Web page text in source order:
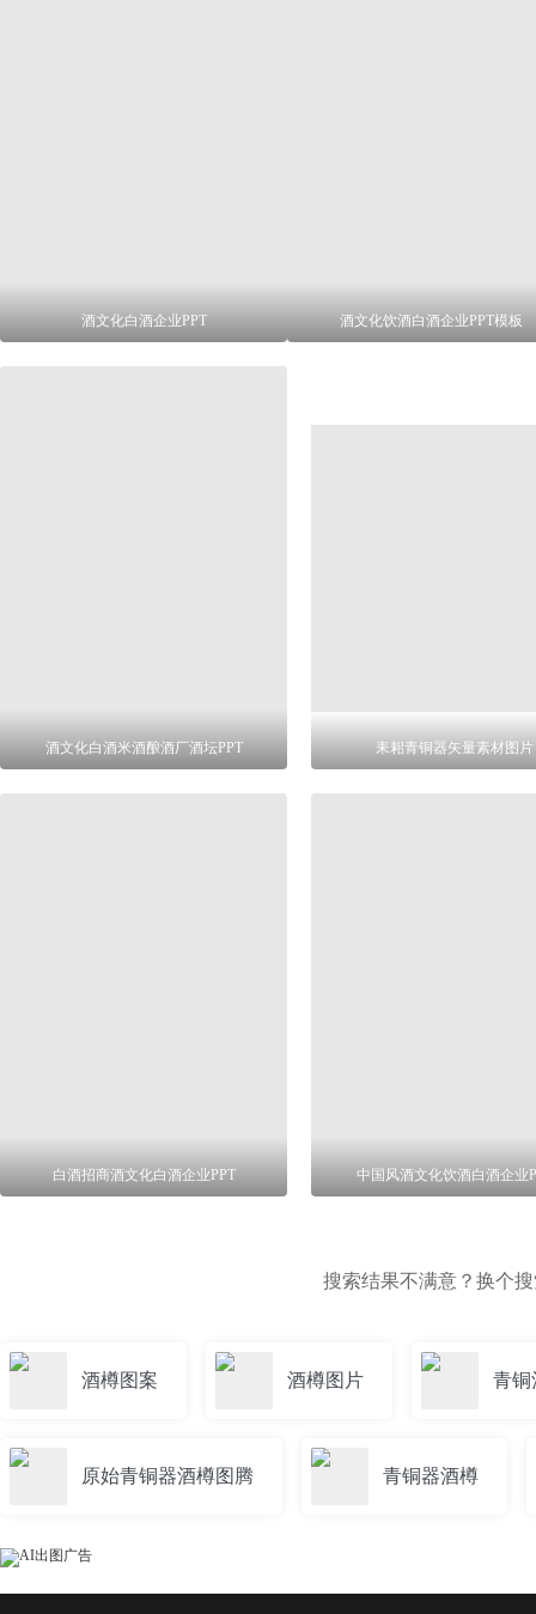
酒文化白酒企业PPT 酒文化饮酒白酒企业PPT模板
酒文化白酒米酒酿酒厂酒坛PPT 耒耜青铜器矢量素材图片
白酒招商酒文化白酒企业PPT 中国风酒文化饮酒白酒企业
搜索结果不满意？换个
酒樽图案 酒樽图片 青铜
原始青铜器酒樽图腾 青铜器酒樽